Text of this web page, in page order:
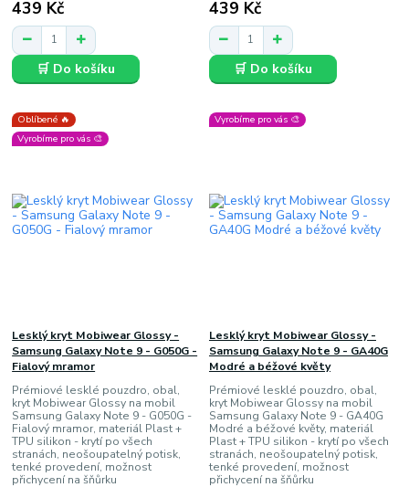
439 Kč
🛒 Do košíku
439 Kč
🛒 Do košíku
Oblíbené 🔥
Vyrobíme pro vás 🎨
Lesklý kryt Mobiwear Glossy -
Samsung Galaxy Note 9 - G050G -
Fialový mramor
Prémiové lesklé pouzdro, obal,
kryt Mobiwear Glossy na mobil
Samsung Galaxy Note 9 - G050G -
Fialový mramor, materiál Plast +
TPU silikon - krytí po všech
stranách, neošoupatelný potisk,
tenké provedení, možnost
přichycení na šňůrku
Vyrobíme pro vás 🎨
Lesklý kryt Mobiwear Glossy -
Samsung Galaxy Note 9 - GA40G
Modré a béžové květy
Prémiové lesklé pouzdro, obal,
kryt Mobiwear Glossy na mobil
Samsung Galaxy Note 9 - GA40G
Modré a béžové květy, materiál
Plast + TPU silikon - krytí po všech
stranách, neošoupatelný potisk,
tenké provedení, možnost
přichycení na šňůrku